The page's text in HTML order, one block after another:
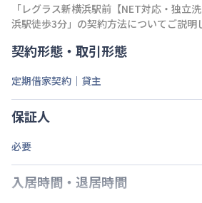
「レグラス新横浜駅前【NET対応・独立
浜駅徒歩3分 」の契約方法についてご説明
契約形態・取引形態
定期借家契約｜貸主
保証人
必要
入居時間・退居時間